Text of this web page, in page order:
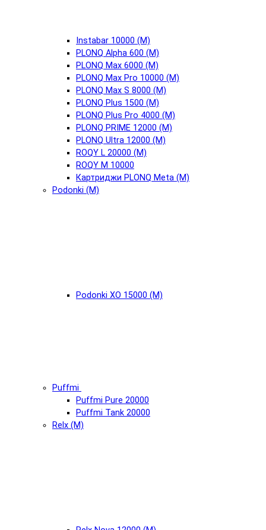
Instabar 10000 (М)
PLONQ Alpha 600 (М)
PLONQ Max 6000 (М)
PLONQ Max Pro 10000 (М)
PLONQ Max S 8000 (М)
PLONQ Plus 1500 (М)
PLONQ Plus Pro 4000 (М)
PLONQ PRIME 12000 (М)
PLONQ Ultra 12000 (М)
ROQY L 20000 (М)
ROQY M 10000
Картриджи PLONQ Meta (М)
Podonki (М)
Podonki XO 15000 (М)
Puffmi
Puffmi Pure 20000
Puffmi Tank 20000
Relx (М)